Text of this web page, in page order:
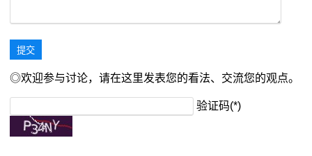
◎欢迎参与讨论，请在这里发表您的看法、交流您的观点。
验证码(*)